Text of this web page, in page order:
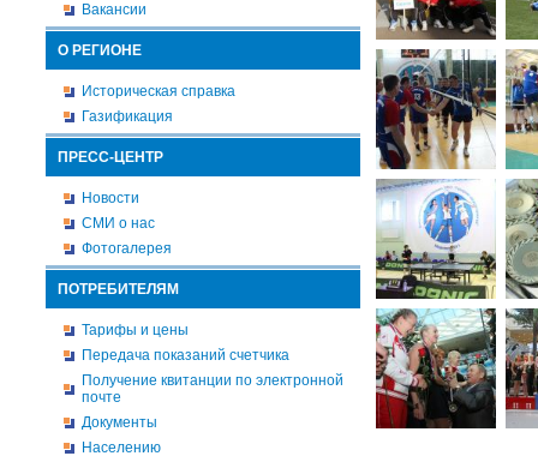
Вакансии
О РЕГИОНЕ
Историческая справка
Газификация
ПРЕСС-ЦЕНТР
Новости
СМИ о нас
Фотогалерея
ПОТРЕБИТЕЛЯМ
Тарифы и цены
Передача показаний счетчика
Получение квитанции по электронной
почте
Документы
Населению